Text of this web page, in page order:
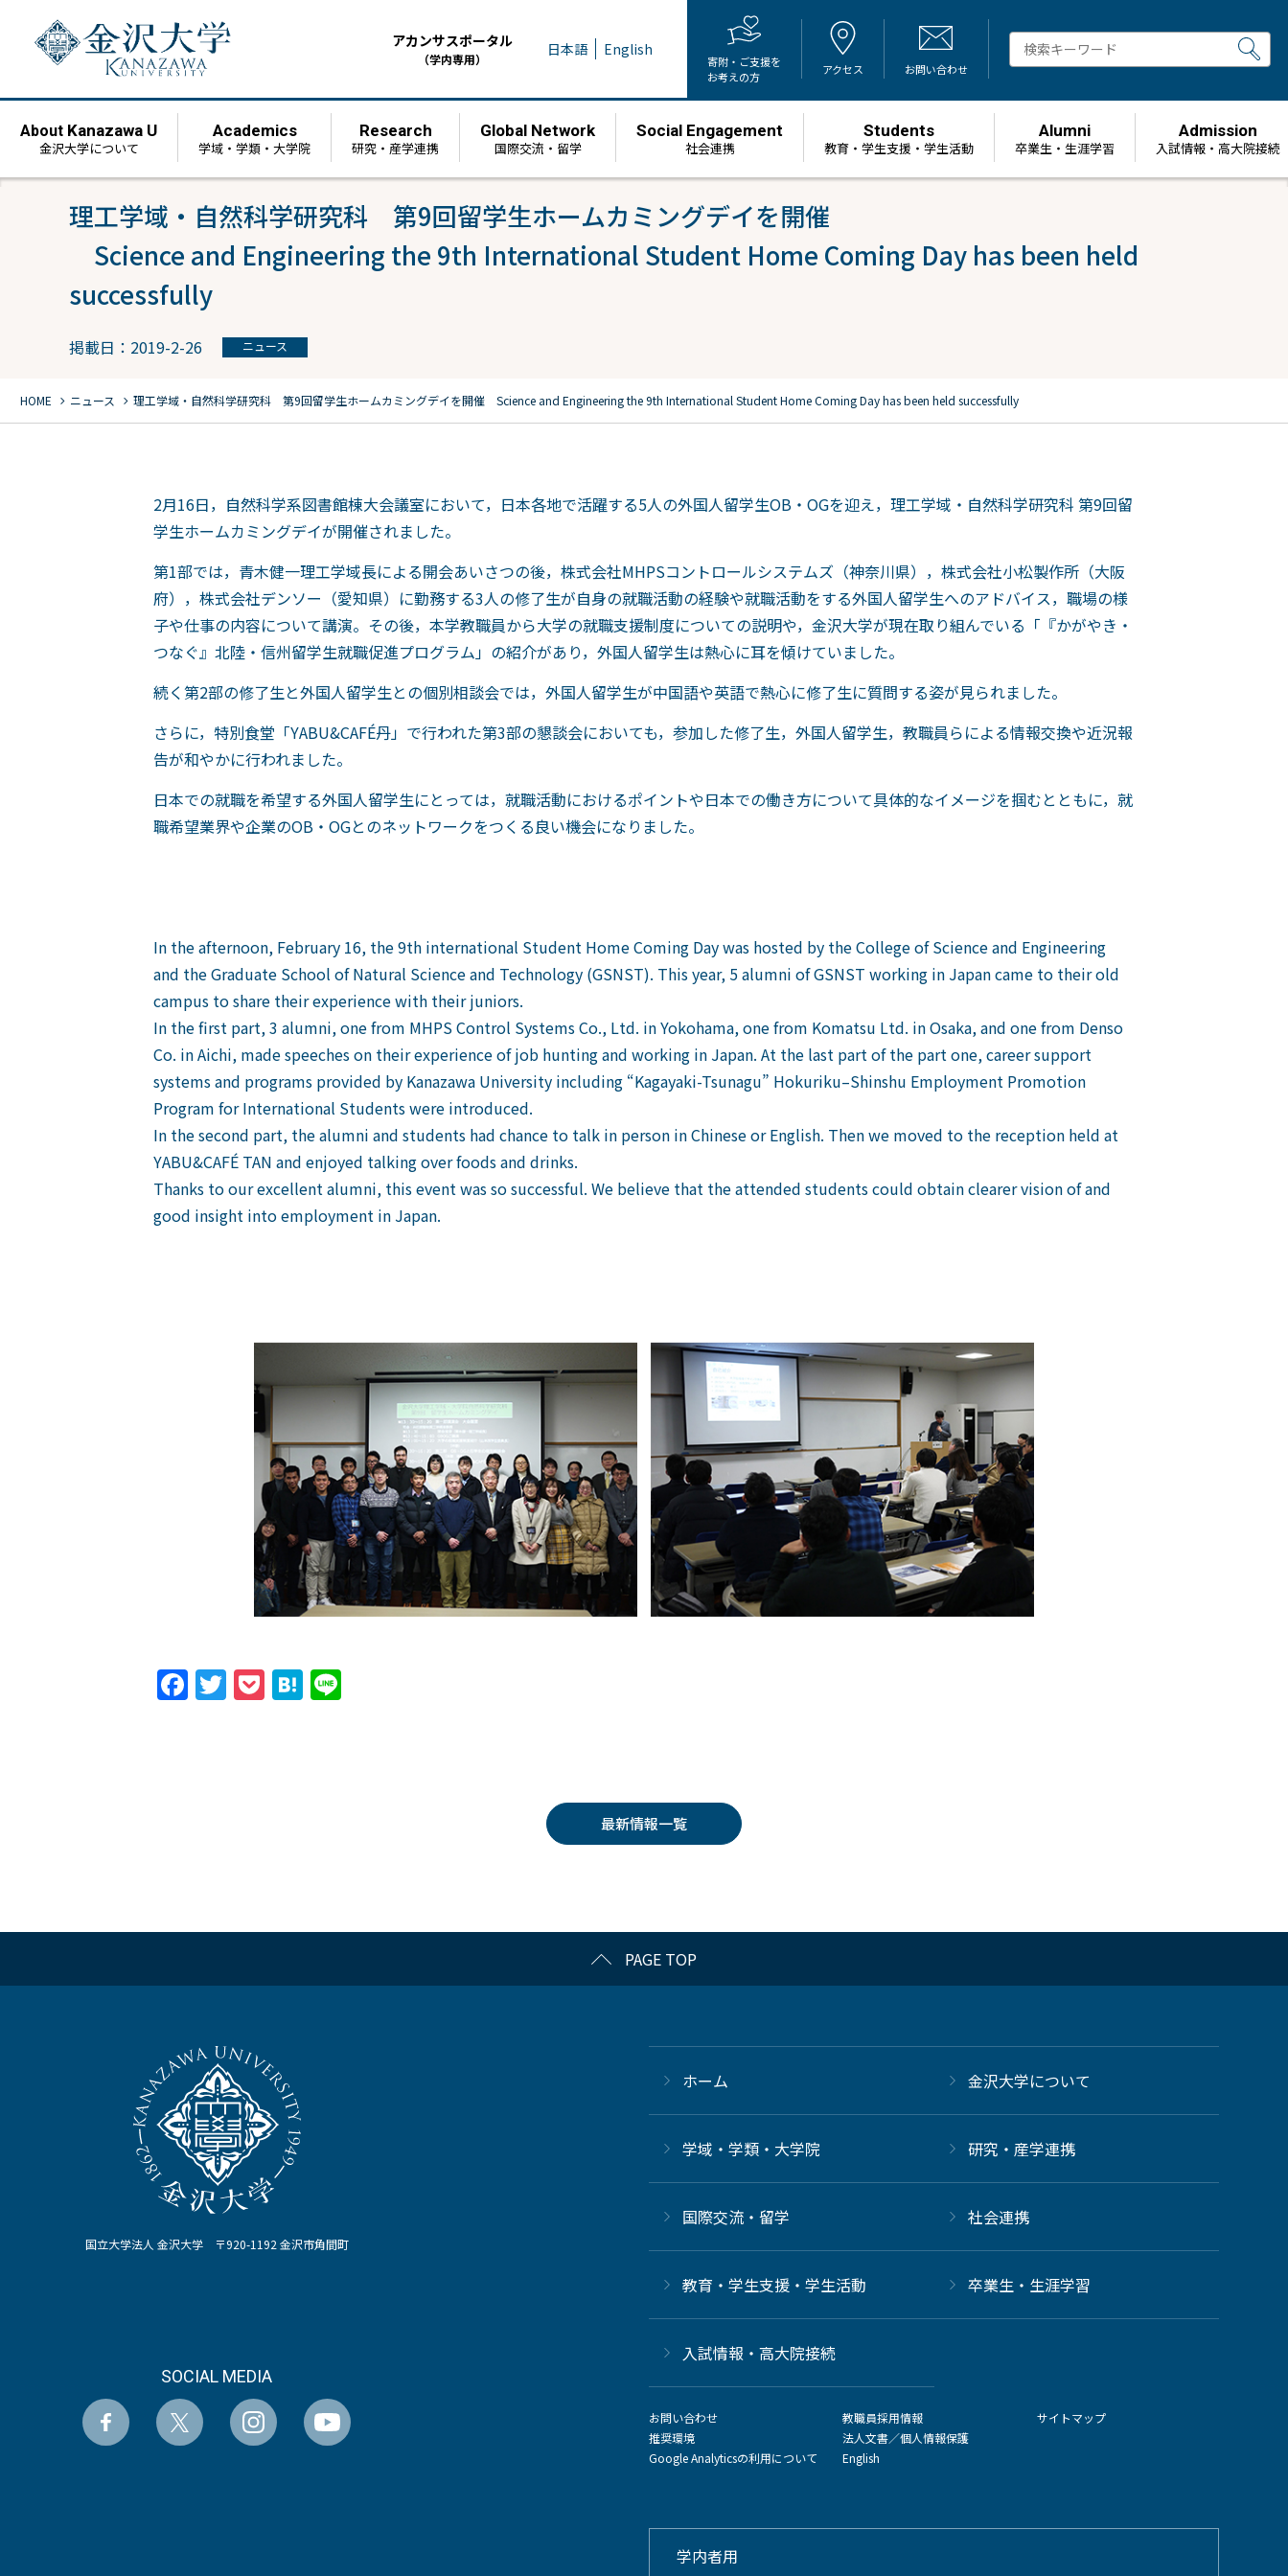
アカンサスポータル
（学内専用） 日本語 English
寄附・ご支援を
お考えの方
アクセス お問い合わせ
About Kanazawa U
金沢大学について
Academics
学域・学類・大学院
Research
研究・産学連携
Global Network
国際交流・留学
Social Engagement
社会連携
Students
教育・学生支援・学生活動
Alumni
卒業生・生涯学習
Admission
⼊試情報・高大院接続
理工学域・自然科学研究科 第9回留学生ホームカミングデイを開催
Science and Engineering the 9th International Student Home Coming Day has been held
successfully
掲載日：2019-2-26 ニュース
HOME chevron_right ニュース chevron_right 理工学域・自然科学研究科 第9回留学生ホームカミングデイを開催 Science and Engineering the 9th International Student Home Coming Day has been held successfully
2月16日，自然科学系図書館棟大会議室において，日本各地で活躍する5人の外国人留学生OB・OGを迎え，理工学域・自然科学研究科 第9回留
学生ホームカミングデイが開催されました。
第1部では，青木健一理工学域長による開会あいさつの後，株式会社MHPSコントロールシステムズ（神奈川県），株式会社小松製作所（大阪
府），株式会社デンソー（愛知県）に勤務する3人の修了生が自身の就職活動の経験や就職活動をする外国人留学生へのアドバイス，職場の様
子や仕事の内容について講演。その後，本学教職員から大学の就職支援制度についての説明や，金沢大学が現在取り組んでいる「『かがやき・
つなぐ』北陸・信州留学生就職促進プログラム」の紹介があり，外国人留学生は熱心に耳を傾けていました。
続く第2部の修了生と外国人留学生との個別相談会では，外国人留学生が中国語や英語で熱心に修了生に質問する姿が見られました。
さらに，特別食堂「YABU&CAFÉ丹」で行われた第3部の懇談会においても，参加した修了生，外国人留学生，教職員らによる情報交換や近況報
告が和やかに行われました。
日本での就職を希望する外国人留学生にとっては，就職活動におけるポイントや日本での働き方について具体的なイメージを掴むとともに，就
職希望業界や企業のOB・OGとのネットワークをつくる良い機会になりました。
In the afternoon, February 16, the 9th international Student Home Coming Day was hosted by the College of Science and Engineering
and the Graduate School of Natural Science and Technology (GSNST). This year, 5 alumni of GSNST working in Japan came to their old
campus to share their experience with their juniors.
In the first part, 3 alumni, one from MHPS Control Systems Co., Ltd. in Yokohama, one from Komatsu Ltd. in Osaka, and one from Denso
Co. in Aichi, made speeches on their experience of job hunting and working in Japan. At the last part of the part one, career support
systems and programs provided by Kanazawa University including “Kagayaki-Tsunagu” Hokuriku–Shinshu Employment Promotion
Program for International Students were introduced.
In the second part, the alumni and students had chance to talk in person in Chinese or English. Then we moved to the reception held at
YABU&CAFÉ TAN and enjoyed talking over foods and drinks.
Thanks to our excellent alumni, this event was so successful. We believe that the attended students could obtain clearer vision of and
good insight into employment in Japan.
Facebook
Twitter
PocketHatena
最新情報一覧
PAGE TOP
国立大学法人 金沢大学 〒920-1192 金沢市角間町
SOCIAL MEDIA
ホーム 金沢大学について
学域・学類・大学院 研究・産学連携
国際交流・留学 社会連携
教育・学生支援・学生活動 卒業生・生涯学習
⼊試情報・高大院接続
お問い合わせ
推奨環境
Google Analyticsの利用について
教職員採用情報
法人文書／個人情報保護
English
サイトマップ
学内者用